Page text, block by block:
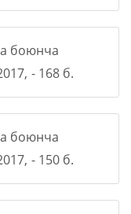
боюнча
- 168 б.
боюнча
- 150 б.